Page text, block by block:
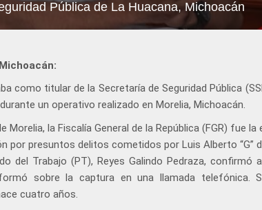
Pública de La Huacana, Michoacán
como titular de la Secretaría de Seguridad Pública
un operativo realizado en Morelia, Michoacán.
la Fiscalía General de la República (FGR) fue la
por presuntos delitos cometidos por Luis Alberto “G”
del Trabajo (PT), Reyes Galindo Pedraza, confirmó
sobre la captura en una llamada telefónica.
cuatro años.